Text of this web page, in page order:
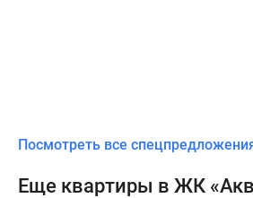
Посмотреть все
Еще квартиры в ЖК